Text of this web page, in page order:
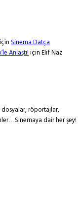
içinSinema Datça
Anlaştı!içinElif Naz
röportajlar,
Sinemaya dair her şey!